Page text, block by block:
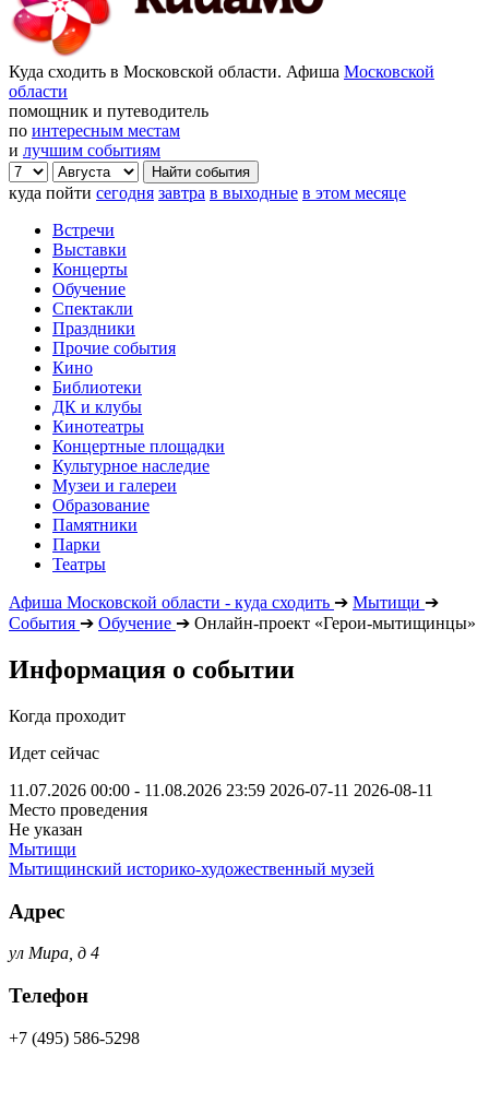
Куда сходить в Московской области. Афиша Московской
области
помощник и путеводитель
по интересным местам
и лучшим событиям
куда пойти сегодня завтра в выходные в этом месяце
Встречи
Выставки
Концерты
Обучение
Спектакли
Праздники
Прочие события
Кино
Библиотеки
ДК и клубы
Кинотеатры
Концертные площадки
Культурное наследие
Музеи и галереи
Образование
Памятники
Парки
Театры
Афиша Московской области - куда сходить ➔ Мытищи ➔
События ➔ Обучение ➔ Онлайн-проект «Герои-мытищинцы»
Информация о событии
Когда проходит
Идет сейчас
11.07.2026 00:00 - 11.08.2026 23:59 2026-07-11 2026-08-11
Место проведения
Не указан
Мытищи
Мытищинский историко-художественный музей
Адрес
ул Мира, д 4
Телефон
+7 (495) 586-5298